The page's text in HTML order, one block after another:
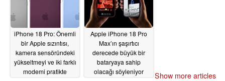
iPhone 18 Pro: Önemli
bir Apple sızıntısı,
kamera sensöründeki
yükseltmeyi ve iki farklı
modemi pratikte
Apple iPhone 18 Pro
Max’ın şaşırtıcı
derecede büyük bir
bataryaya sahip
olacağı söyleniyor
Show more articles